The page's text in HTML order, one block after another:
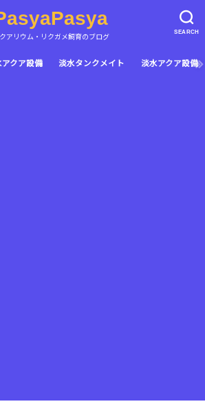
SEARCH
アリウム・リクガメ飼育のブログ
アクア設備 淡水タンクメイト 淡水アクア設備